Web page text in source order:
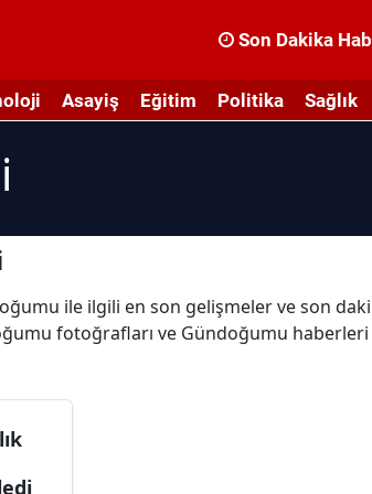
Son Dakika
Asayiş Eğitim Politika Sağlık
ile ilgili en son gelişmeler ve son
fotoğrafları ve Gündoğumu haberleri